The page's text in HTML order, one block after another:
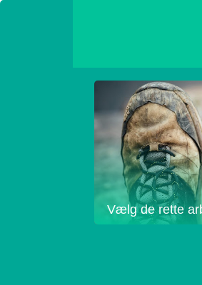
Vælg de rette